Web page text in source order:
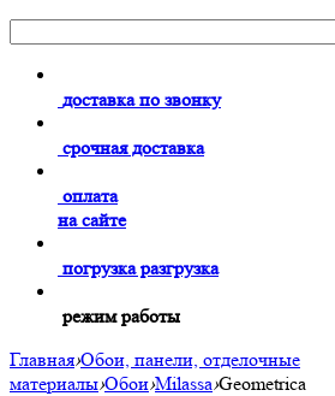
доставка по звонку
срочная доставка
оплата
на сайте
погрузка разгрузка
режим работы
Главная›Обои, панели, отделочные
материалы›Обои›Milassa›Geometrica